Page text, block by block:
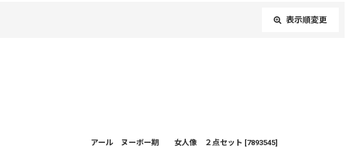
表示順変更
アール ヌーボー期 女人像 ２点セット [7893545]